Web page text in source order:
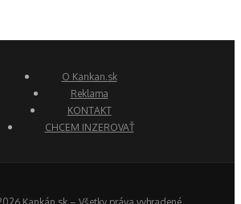
O Kankan.sk
Reklama
KONTAKT
CHCEM INZEROVAŤ